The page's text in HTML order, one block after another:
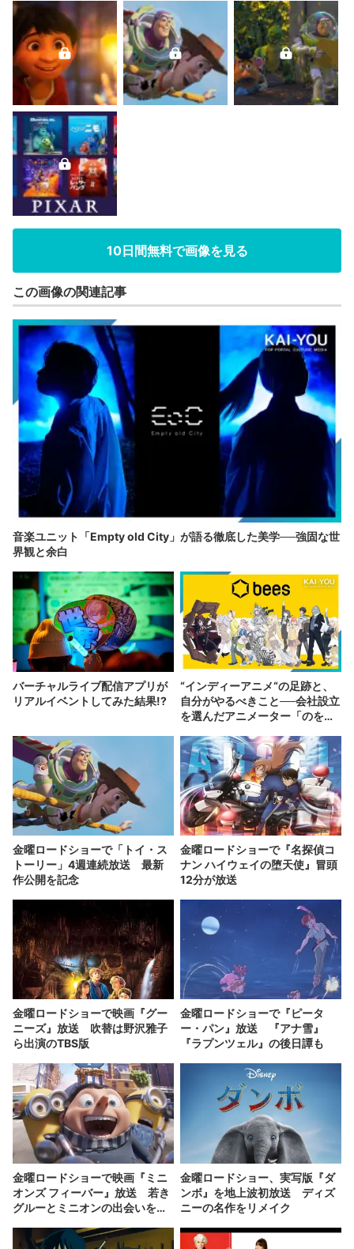
10日間無料で画像を見る
この画像の関連記事
音楽ユニット「Empty old City」が語る徹底した美学──強固な世
界観と余白
バーチャルライブ配信アプリが
リアルイベントしてみた結果!?
“インディーアニメ“の足跡と、
自分がやるべきこと──会社設立
を選んだアニメーター「のを
金曜ロードショーで「トイ・ス
トーリー」4週連続放送 最新
作公開を記念
金曜ロードショーで『名探偵コ
ナン ハイウェイの堕天使』冒頭
12分が放送
金曜ロードショーで映画『グー
ニーズ』放送 吹替は野沢雅子
ら出演のTBS版
金曜ロードショーで『ピータ
ー・パン』放送 『アナ雪』
『ラプンツェル』の後日譚も
金曜ロードショーで映画『ミニ
オンズ フィーバー』放送 若き
グルーとミニオンの出会いを描
金曜ロードショー、実写版『ダ
ンボ』を地上波初放送 ディズ
ニーの名作をリメイク